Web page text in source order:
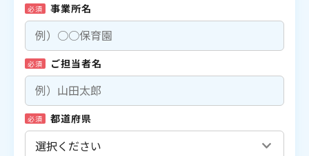
必須 事業所名
必須 ご担当者名
必須 都道府県